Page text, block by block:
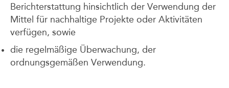
Berichterstattung hinsichtlich der Verwendung der
Mittel für nachhaltige Projekte oder Aktivitäten
verfügen, sowie
die regelmäßige Überwachung, der
ordnungsgemäßen Verwendung.